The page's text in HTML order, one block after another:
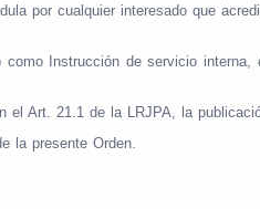
por cualquier interesado que
como Instrucción de servicio
el Art. 21.1 de la LRJPA, la
la presente Orden.